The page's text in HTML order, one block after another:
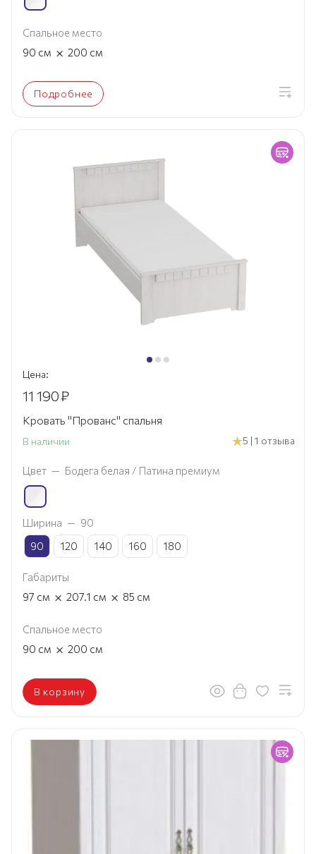
Спальное место
90 см × 200 см
Подробнее
Цена:
11 190₽
Кровать "Прованс" спальня
В наличии 5 | 1 отзыва
Цвет — Бодега белая / Патина премиум
Ширина — 90
90
120 140 160 180
Габариты
97 см × 207.1 см × 85 см
Спальное место
90 см × 200 см
В корзину